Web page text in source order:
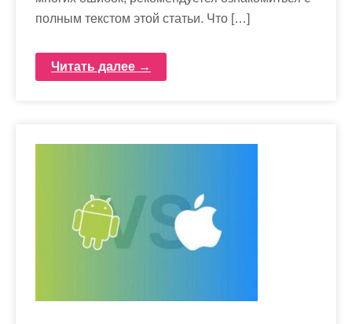
полным текстом этой статьи. Что […]
Читать далее →